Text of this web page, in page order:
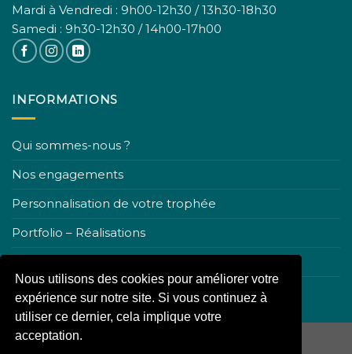
Nous utilisons des cookies pour améliorer votre
expérience sur notre site. Si vous continuez à
utiliser ce dernier, cela implique votre
acceptation.
Mardi à Vendredi : 9h00-12h30 / 13h30-18h30
Samedi : 9h30-12h30 / 14h00-17h00
INFORMATIONS
Qui sommes-nous ?
Nos engagements
Personnalisation de votre trophée
Portfolio – Réalisations
Conditions générales de ventes